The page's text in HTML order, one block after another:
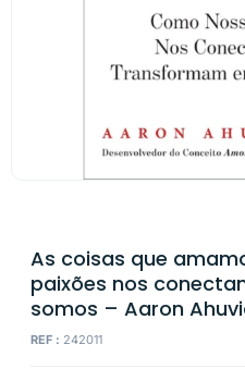
As coisas que
paixões nos
somos – Aaron
REF : 242011